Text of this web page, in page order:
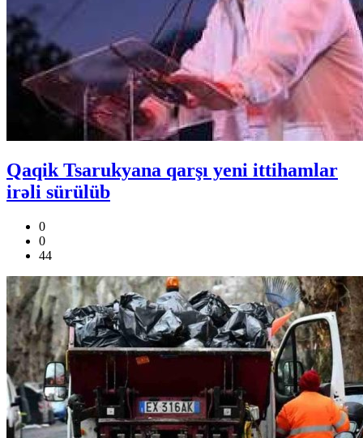
Qaqik Tsarukyana qarşı yeni ittihamlar
irəli sürülüb
0
0
44